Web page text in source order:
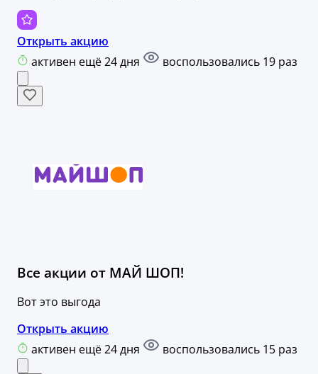
Открыть акцию
активен ещё 24 дня
воспользовались 19 раз
Все акции от МАЙ ШОП!
Вот это выгода
Открыть акцию
активен ещё 24 дня
воспользовались 15 раз